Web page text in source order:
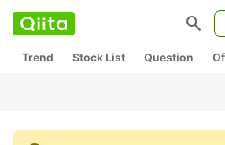
search
Trend Stock List Question